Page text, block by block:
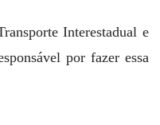
Interestadual e
por fazer essa